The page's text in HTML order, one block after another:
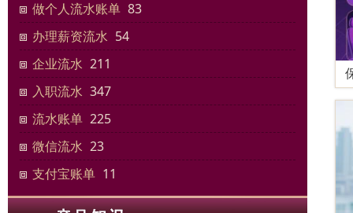
做个人流水账单 83
办理薪资流水 54
企业流水 211
入职流水 347
流水账单 225
微信流水 23
支付宝账单 11